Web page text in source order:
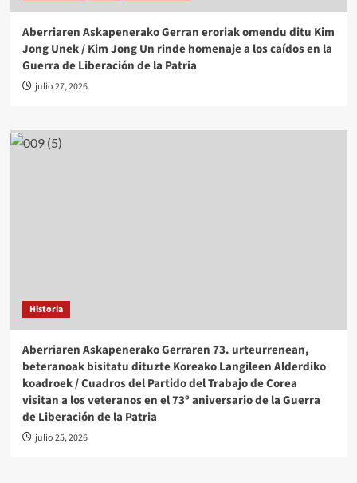
Aberriaren Askapenerako Gerran eroriak omendu ditu Kim
Jong Unek / Kim Jong Un rinde homenaje a los caídos en la
Guerra de Liberación de la Patria
julio 27, 2026
Historia
Aberriaren Askapenerako Gerraren 73. urteurrenean,
beteranoak bisitatu dituzte Koreako Langileen Alderdiko
koadroek / Cuadros del Partido del Trabajo de Corea
visitan a los veteranos en el 73º aniversario de la Guerra
de Liberación de la Patria
julio 25, 2026